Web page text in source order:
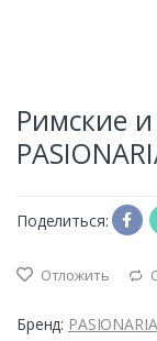
Римские
Поделиться:
Отложить
Бренд: PASIONARIA